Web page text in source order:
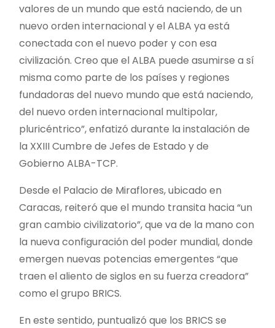
valores de un mundo que está naciendo, de un
nuevo orden internacional y el ALBA ya está
conectada con el nuevo poder y con esa
civilización. Creo que el ALBA puede asumirse a sí
misma como parte de los países y regiones
fundadoras del nuevo mundo que está naciendo,
del nuevo orden internacional multipolar,
pluricéntrico”, enfatizó durante la instalación de
la XXIII Cumbre de Jefes de Estado y de
Gobierno ALBA-TCP.
Desde el Palacio de Miraflores, ubicado en
Caracas, reiteró que el mundo transita hacia “un
gran cambio civilizatorio”, que va de la mano con
la nueva configuración del poder mundial, donde
emergen nuevas potencias emergentes “que
traen el aliento de siglos en su fuerza creadora”
como el grupo BRICS.
En este sentido, puntualizó que los BRICS se